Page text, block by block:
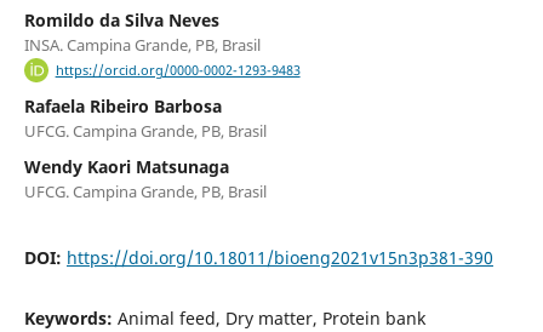
Romildo da Silva Neves
INSA. Campina Grande, PB, Brasil
https://orcid.org/0000-0002-1293-9483
Rafaela Ribeiro Barbosa
UFCG. Campina Grande, PB, Brasil
Wendy Kaori Matsunaga
UFCG. Campina Grande, PB, Brasil
DOI: https://doi.org/10.18011/bioeng2021v15n3p381-390
Keywords: Animal feed, Dry matter, Protein bank